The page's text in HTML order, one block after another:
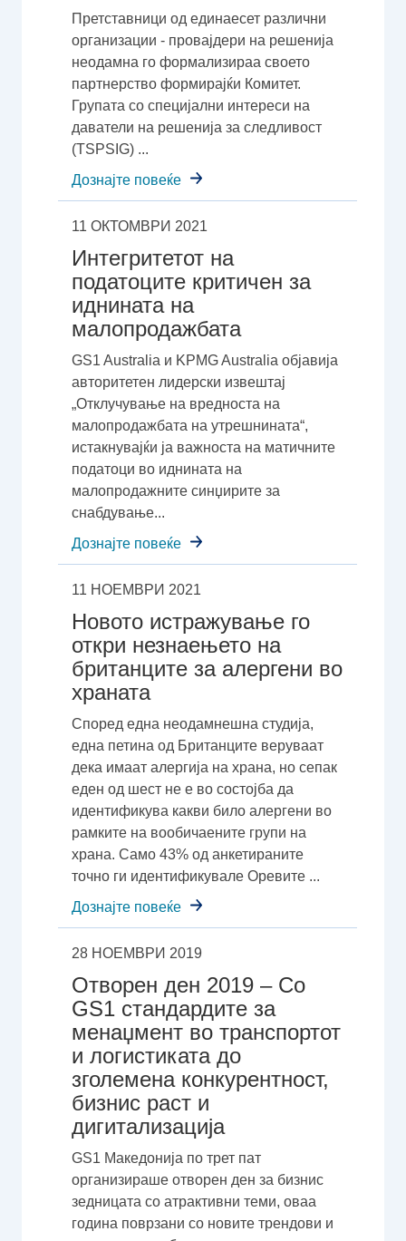
Претставници од единаесет различни
организации - провајдери на решенија
неодамна го формализираа своето
партнерство формирајќи Комитет.
Групата со специјални интереси на
даватели на решенија за следливост
(TSPSIG) ...
Дознајте повеќе
11 ОКТОМВРИ 2021
Интегритетот на
податоците критичен за
иднината на
малопродажбата
GS1 Australia и KPMG Australia објавија
авторитетен лидерски извештај
„Отклучување на вредноста на
малопродажбата на утрешнината“,
истакнувајќи ја важноста на матичните
податоци во иднината на
малопродажните синџирите за
снабдување...
Дознајте повеќе
11 НОЕМВРИ 2021
Новото истражување го
откри незнаењето на
британците за алергени во
храната
Според една неодамнешна студија,
една петина од Британците веруваат
дека имаат алергија на храна, но сепак
еден од шест не е во состојба да
идентификува какви било алергени во
рамките на вообичаените групи на
храна. Само 43% од анкетираните
точно ги идентификувале Оревите ...
Дознајте повеќе
28 НОЕМВРИ 2019
Oтворен ден 2019 – Со
GS1 стандардите за
менаџмент во транспортот
и логистиката до
зголемена конкурентност,
бизнис раст и
дигитализација
GS1 Македонија по трет пат
организираше отворен ден за бизнис
зедницата со атрактивни теми, оваа
година поврзани со новите трендови и